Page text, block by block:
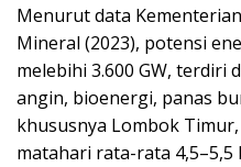
Menurut data
Mineral (2023), potensi
melebihi 3.600 GW, terdiri
angin, bioenergi, panas
khususnya Lombok
matahari rata-rata 4,5–5,5